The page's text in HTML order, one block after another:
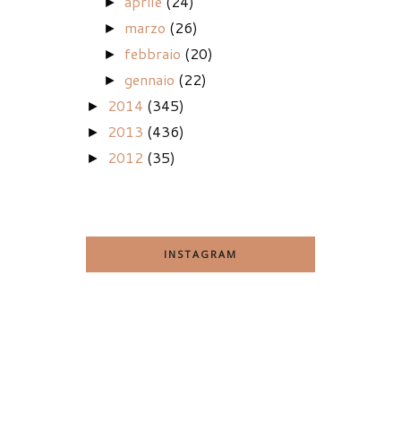
► marzo (26)
► febbraio (20)
►gennaio (22)
► 2014 (345)
► 2013 (436)
► 2012 (35)
INSTAGRAM